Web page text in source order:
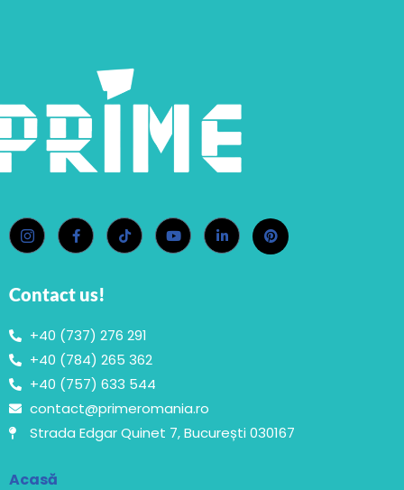
Contact us!
+40 (737) 276 291
+40 (784) 265 362
+40 (757) 633 544
contact@primeromania.ro
Strada Edgar Quinet 7, București 030167
Acasă